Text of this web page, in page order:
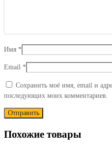
Имя *
Email *
Сохранить моё имя, email и
последующих моих комментариев.
Похожие товары